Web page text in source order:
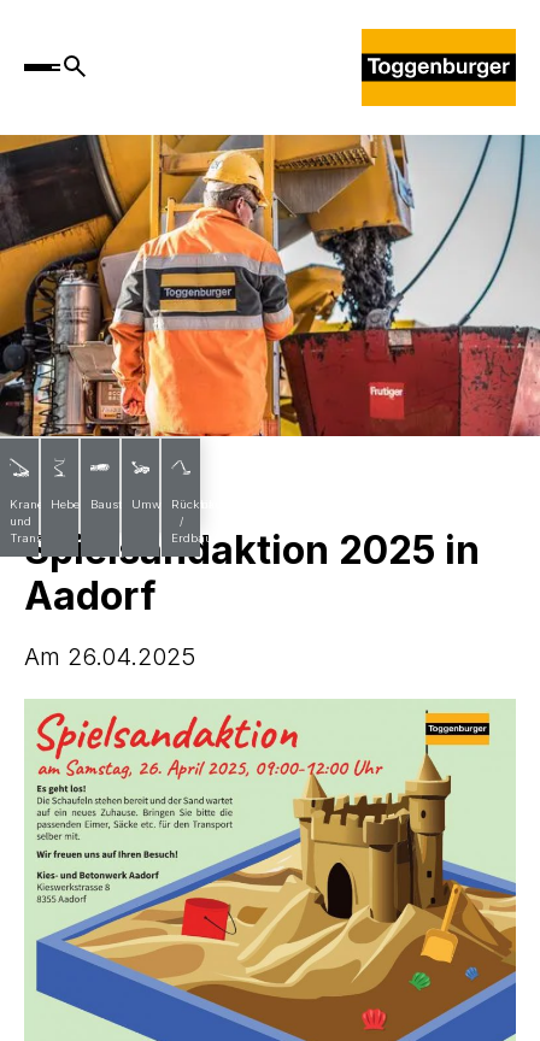
Krane
und
Transporte
Hebebühnen
BaustoffeUmwelttechnik
Rückbau
/
Erdbau
Spielsandaktion 2025 in
Aadorf
Am 26.04.2025